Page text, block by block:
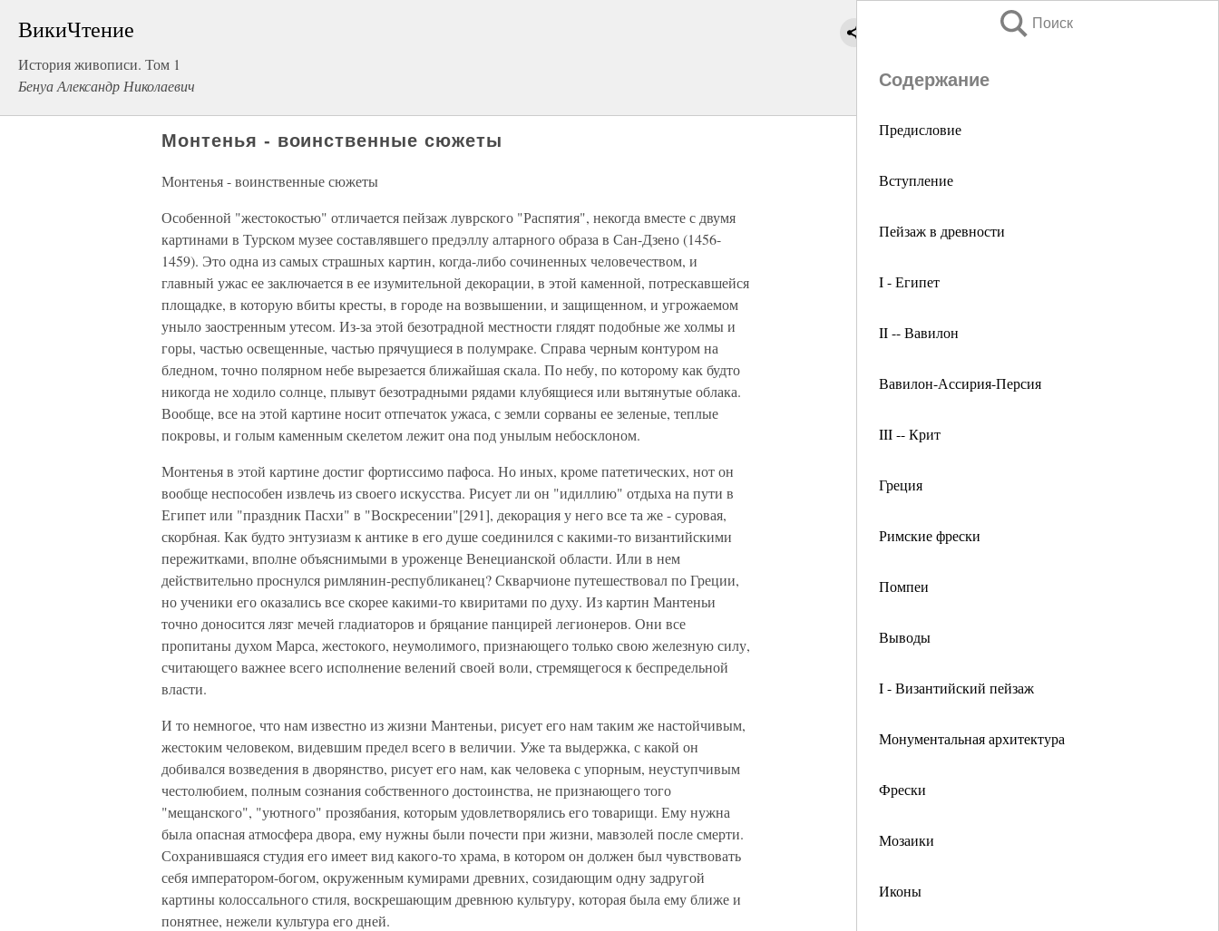
ВикиЧтение
История живописи. Том 1
Бенуа Александр Николаевич
Поиск
Содержание
Предисловие
Вступление
Пейзаж в древности
I - Египет
II -- Вавилон
Вавилон-Ассирия-Персия
III -- Крит
Греция
Римские фрески
Помпеи
Выводы
I - Византийский пейзаж
Монументальная архитектура
Фрески
Мозаики
Иконы
Монтенья - воинственные сюжеты
Монтенья - воинственные сюжеты
Особенной "жестокостью" отличается пейзаж луврского "Распятия", некогда вместе с двумя
картинами в Турском музее составлявшего предэллу алтарного образа в Сан-Дзено (1456-
1459). Это одна из самых страшных картин, когда-либо сочиненных человечеством, и
главный ужас ее заключается в ее изумительной декорации, в этой каменной, потрескавшейся
площадке, в которую вбиты кресты, в городе на возвышении, и защищенном, и угрожаемом
уныло заостренным утесом. Из-за этой безотрадной местности глядят подобные же холмы и
горы, частью освещенные, частью прячущиеся в полумраке. Справа черным контуром на
бледном, точно полярном небе вырезается ближайшая скала. По небу, по которому как будто
никогда не ходило солнце, плывут безотрадными рядами клубящиеся или вытянутые облака.
Вообще, все на этой картине носит отпечаток ужаса, с земли сорваны ее зеленые, теплые
покровы, и голым каменным скелетом лежит она под унылым небосклоном.
Монтенья в этой картине достиг фортиссимо пафоса. Но иных, кроме патетических, нот он
вообще неспособен извлечь из своего искусства. Рисует ли он "идиллию" отдыха на пути в
Египет или "праздник Пасхи" в "Воскресении"[291], декорация у него все та же - суровая,
скорбная. Как будто энтузиазм к антике в его душе соединился с какими-то византийскими
пережитками, вполне объяснимыми в уроженце Венецианской области. Или в нем
действительно проснулся римлянин-республиканец? Скварчионе путешествовал по Греции,
но ученики его оказались все скорее какими-то квиритами по духу. Из картин Мантеньи
точно доносится лязг мечей гладиаторов и бряцание панцирей легионеров. Они все
пропитаны духом Марса, жестокого, неумолимого, признающего только свою железную силу,
считающего важнее всего исполнение велений своей воли, стремящегося к беспредельной
власти.
И то немногое, что нам известно из жизни Мантеньи, рисует его нам таким же настойчивым,
жестоким человеком, видевшим предел всего в величии. Уже та выдержка, с какой он
добивался возведения в дворянство, рисует его нам, как человека с упорным, неуступчивым
честолюбием, полным сознания собственного достоинства, не признающего того
"мещанского", "уютного" прозябания, которым удовлетворялись его товарищи. Ему нужна
была опасная атмосфера двора, ему нужны были почести при жизни, мавзолей после смерти.
Сохранившаяся студия его имеет вид какого-то храма, в котором он должен был чувствовать
себя императором-богом, окруженным кумирами древних, созидающим одну задругой
картины колоссального стиля, воскрешающим древнюю культуру, которая была ему ближе и
понятнее, нежели культура его дней.